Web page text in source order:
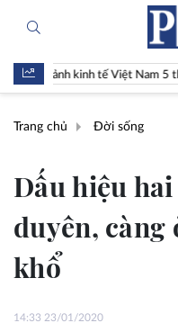
kinh tế Việt Nam 5 tháng
Trang chủ Đời sống
Dấu hiệu
duyên, càng
khổ
14:33 23/01/2020